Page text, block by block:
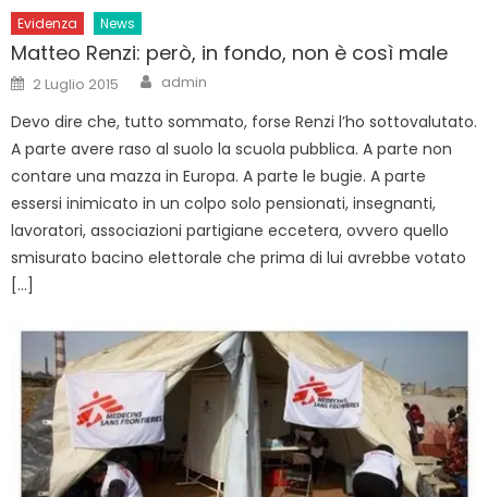
Evidenza News
Matteo Renzi: però, in fondo, non è così male
Posted
on
2 Luglio 2015 Author
admin
Devo dire che, tutto sommato, forse Renzi l’ho sottovalutato.
A parte avere raso al suolo la scuola pubblica. A parte non
contare una mazza in Europa. A parte le bugie. A parte
essersi inimicato in un colpo solo pensionati, insegnanti,
lavoratori, associazioni partigiane eccetera, ovvero quello
smisurato bacino elettorale che prima di lui avrebbe votato
[…]